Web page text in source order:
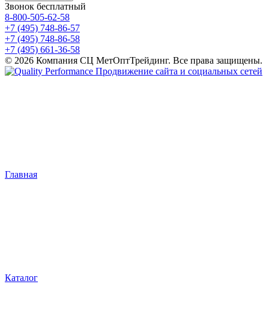
Звонок бесплатный
8-800-505-62-58
+7 (495) 748-86-57
+7 (495) 748-86-58
+7 (495) 661-36-58
© 2026 Компания СЦ МетОптТрейдинг. Все права защищены.
Продвижение сайта и социальных сетей
Главная
Каталог